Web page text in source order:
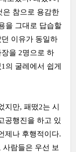
은 참으로 용감한
을 그대로 답습할
이유가 동일하
을 2명으로 하
의 굴레에서 쉽게
지만, 패떴2는 시
공행진을 하고 있
제나 후행적이다.
람들은 우선 보